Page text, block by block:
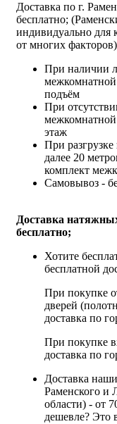
Доставка по г.
бесплатно;
индивидуально для
от многих
При наличии
межкомнатной
подъём
При
межкомнатной
этаж
При
далее 20
комплект
Самовывоз -
Доставка
бесплатно;
Хотите
бесплатной
При покупке
дверей
доставка по
При покупке
доставка по
Доставка
Раменского и
области) - от
дешевле? Это